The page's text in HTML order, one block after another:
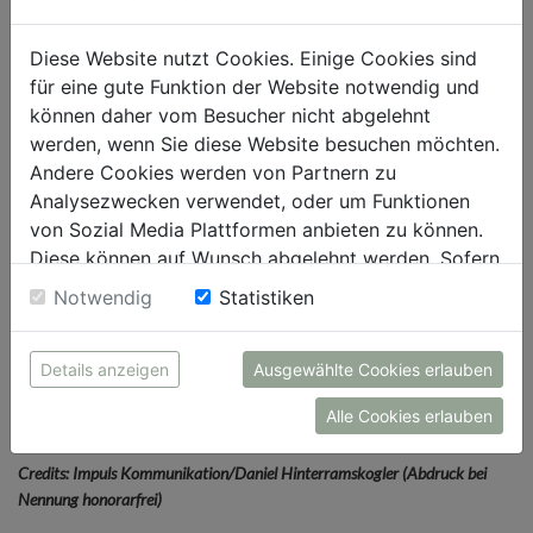
Hoval und Impuls Kommunikation: Gemeinsam zu einem neuen Level
V.l.n.r.: Barbara Lamb (GF Impuls Kommunikation), Christina Thiele
(Leitung Marketing und Kommunikation Hoval) und Irina
(Kundenberaterin Impuls Kommunikation)
Credits: Impuls Kommunikation/Daniel Hinterramskogler (Abdruck bei
Nennung honorarfrei)
Diese Website nutzt Cookies. Einige Cookies sind
für eine gute Funktion der Website notwendig und
können daher vom Besucher nicht abgelehnt
werden, wenn Sie diese Website besuchen möchten.
Andere Cookies werden von Partnern zu
Analysezwecken verwendet, oder um Funktionen
von Sozial Media Plattformen anbieten zu können.
Diese können auf Wunsch abgelehnt werden. Sofern
sie unsere Webseite weiter nutzen, geben Sie
Einwilligung zu unseren Cookies.
Notwendig Statistiken
Details anzeigen Ausgewählte Cookies erlauben
Alle Cookies erlauben